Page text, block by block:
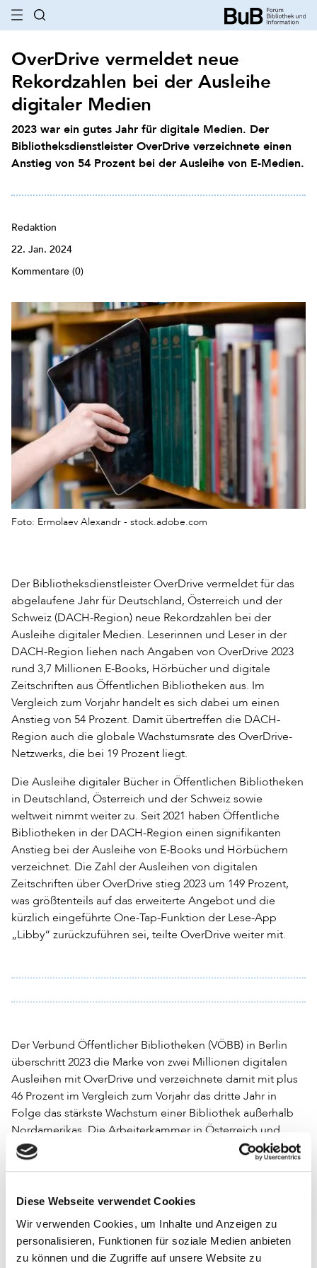
Diese Webseite verwendet Cookies
Wir verwenden Cookies, um Inhalte und Anzeigen zu
personalisieren, Funktionen für soziale Medien anbieten
zu können und die Zugriffe auf unsere Website zu
OverDrive vermeldet neue
Rekordzahlen bei der Ausleihe
digitaler Medien
2023 war ein gutes Jahr für digitale Medien. Der
Bibliotheksdienstleister OverDrive verzeichnete einen
Anstieg von 54 Prozent bei der Ausleihe von E-Medien.
Redaktion
22. Jan. 2024
Kommentare (0)
Foto: Ermolaev Alexandr - stock.adobe.com
Der Bibliotheksdienstleister OverDrive vermeldet für das
abgelaufene Jahr für Deutschland, Österreich und der
Schweiz (DACH-Region) neue Rekordzahlen bei der
Ausleihe digitaler Medien. Leserinnen und Leser in der
DACH-Region liehen nach Angaben von OverDrive 2023
rund 3,7 Millionen E-Books, Hörbücher und digitale
Zeitschriften aus Öffentlichen Bibliotheken aus. Im
Vergleich zum Vorjahr handelt es sich dabei um einen
Anstieg von 54 Prozent. Damit übertreffen die DACH-
Region auch die globale Wachstumsrate des OverDrive-
Netzwerks, die bei 19 Prozent liegt.
Die Ausleihe digitaler Bücher in Öffentlichen Bibliotheken
in Deutschland, Österreich und der Schweiz sowie
weltweit nimmt weiter zu. Seit 2021 haben Öffentliche
Bibliotheken in der DACH-Region einen signifikanten
Anstieg bei der Ausleihe von E-Books und Hörbüchern
verzeichnet. Die Zahl der Ausleihen von digitalen
Zeitschriften über OverDrive stieg 2023 um 149 Prozent,
was größtenteils auf das erweiterte Angebot und die
kürzlich eingeführte One-Tap-Funktion der Lese-App
„Libby“ zurückzuführen sei, teilte OverDrive weiter mit.
Der Verbund Öffentlicher Bibliotheken (VÖBB) in Berlin
überschritt 2023 die Marke von zwei Millionen digitalen
Ausleihen mit OverDrive und verzeichnete damit mit plus
46 Prozent im Vergleich zum Vorjahr das dritte Jahr in
Folge das stärkste Wachstum einer Bibliothek außerhalb
Nordamerikas. Die Arbeiterkammer in Österreich und
Aubora in der Schweiz wiesen ein ähnlich starkes
Wachstum auf.
veröffentlicht. Der Dienstleister beliefert nach eigenen
Angaben ein wachsendes Netzwerk von derzeit 92 000
Bibliotheken und Schulen in 115 Ländern und stellt den
branchenweit größten digitalen Katalog von E-Books,